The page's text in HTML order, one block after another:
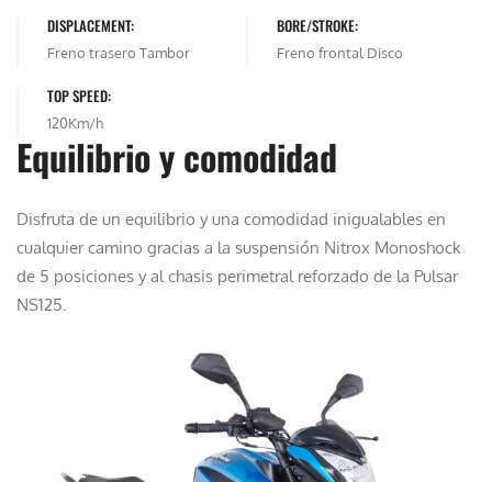
DISPLACEMENT:
Freno trasero Tambor
BORE/STROKE:
Freno frontal Disco
TOP SPEED:
120Km/h
Equilibrio y comodidad
Disfruta de un equilibrio y una comodidad inigualables en
cualquier camino gracias a la suspensión Nitrox Monoshock
de 5 posiciones y al chasis perimetral reforzado de la Pulsar
NS125.